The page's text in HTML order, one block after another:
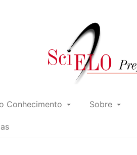
Conhecimento Sobre